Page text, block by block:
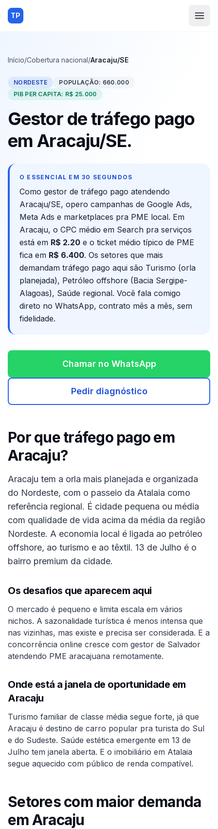
TP
Início/Cobertura nacional/Aracaju/SE
NORDESTE POPULAÇÃO: 660.000
PIB PER CAPITA: R$ 25.000
Gestor de tráfego pago
emAracaju/SE.
O ESSENCIAL EM 30 SEGUNDOS
Como gestor de tráfego pago atendendo
Aracaju/SE, opero campanhas de Google Ads,
Meta Ads e marketplaces pra PME local. Em
Aracaju, o CPC médio em Search pra serviços
está em R$ 2.20 e o ticket médio típico de PME
fica em R$ 6.400. Os setores que mais
demandam tráfego pago aqui são Turismo (orla
planejada), Petróleo offshore (Bacia Sergipe-
Alagoas), Saúde regional. Você fala comigo
direto no WhatsApp, contrato mês a mês, sem
fidelidade.
Chamar no WhatsApp
Pedir diagnóstico
Por que tráfego pago em
Aracaju?
Aracaju tem a orla mais planejada e organizada
do Nordeste, com o passeio da Atalaia como
referência regional. É cidade pequena ou média
com qualidade de vida acima da média da região
Nordeste. A economia local é ligada ao petróleo
offshore, ao turismo e ao têxtil. 13 de Julho é o
bairro premium da cidade.
Os desafios que aparecem aqui
O mercado é pequeno e limita escala em vários
nichos. A sazonalidade turística é menos intensa que
nas vizinhas, mas existe e precisa ser considerada. E a
concorrência online cresce com gestor de Salvador
atendendo PME aracajuana remotamente.
Onde está a janela de oportunidade em
Aracaju
Turismo familiar de classe média segue forte, já que
Aracaju é destino de carro popular pra turista do Sul
e do Sudeste. Saúde estética emergente em 13 de
Julho tem janela aberta. E o imobiliário em Atalaia
segue aquecido com público de renda compatível.
Setores com maior demanda
emAracaju